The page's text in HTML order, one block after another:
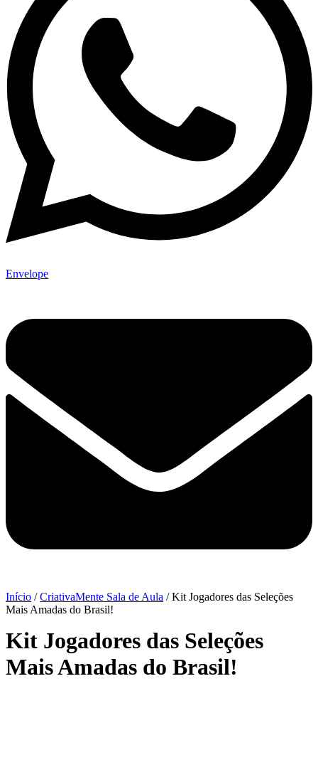
Envelope
Início /CriativaMente Sala de Aula / Kit Jogadores das Seleções
Mais Amadas do Brasil!
Kit Jogadores das Seleções
Mais Amadas do Brasil!